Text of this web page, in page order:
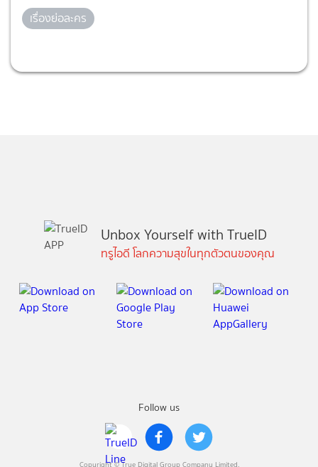
เรื่องย่อละคร
Follow us
Copyright © True Digital Group Company Limited.
Unbox Yourself with TrueID
ทรูไอดี โลกความสุขในทุกตัวตนของคุณ